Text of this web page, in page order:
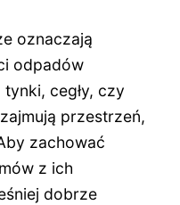
oznaczają
odpadów
cegły, czy
przestrzeń,
zachować
z ich
dobrze